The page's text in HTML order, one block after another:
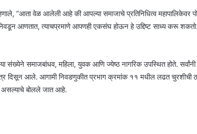
“आता वेळ आलेली आहे की आपल्या समाजाचे प्रतिनिधित्व महापालिकेवर
आणतात, त्याचप्रमाणे आपणही एकसंघ होऊन हे उद्दिष्ट साध्य करू
संख्येने समाजबांधव, महिला, युवक आणि ज्येष्ठ नागरिक उपस्थित होते.
दिसून आले. आगामी निवडणुकीत प्रभाग क्रमांक ११ मधील लढत चुरशीची
असल्याचे बोलले जात आहे.